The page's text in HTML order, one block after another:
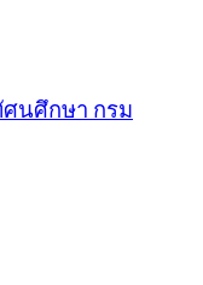
นศึกษา กรม